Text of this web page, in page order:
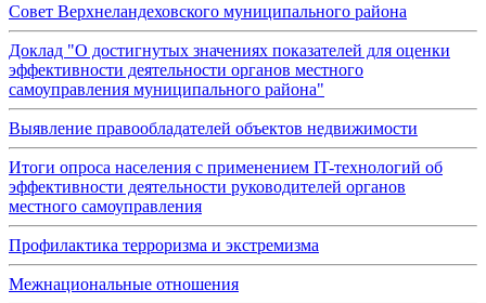
Совет Верхнеландеховского муниципального района
Доклад "О достигнутых значениях показателей для оценки
эффективности деятельности органов местного
самоуправления муниципального района"
Выявление правообладателей объектов недвижимости
Итоги опроса населения с применением IT-технологий об
эффективности деятельности руководителей органов
местного самоуправления
Профилактика терроризма и экстремизма
Межнациональные отношения